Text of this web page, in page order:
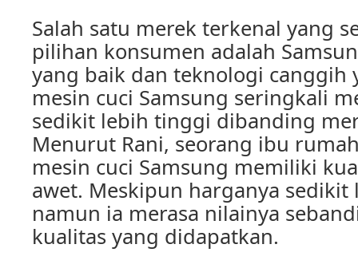
Salah satu merek terkenal yang
pilihan konsumen adalah
yang baik dan teknologi canggih
mesin cuci Samsung seringkali
sedikit lebih tinggi dibanding
Menurut Rani, seorang ibu
mesin cuci Samsung memiliki
awet. Meskipun harganya sedikit
namun ia merasa nilainya
kualitas yang didapatkan.